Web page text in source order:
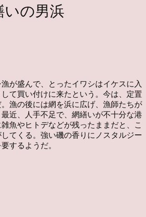
いの男浜
が盛んで、とったイワシはイケスに入
て買い付けに来たという。今は、定置
漁の後には網を浜に広げ、漁師たちが
近、人手不足で、網繕いが不十分な港
魚やヒトデなどが残ったままだと、こ
てくる。強い磯の香りにノスタルジー
するようだ。